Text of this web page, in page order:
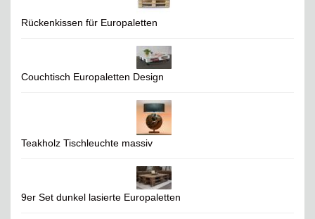
Rückenkissen für Europaletten
Couchtisch Europaletten Design
Teakholz Tischleuchte massiv
9er Set dunkel lasierte Europaletten